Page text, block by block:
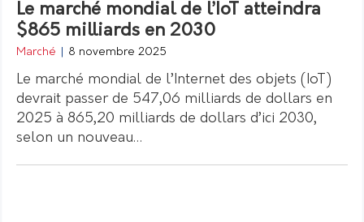
Le marché mondial de l’IoT atteindra
$865 milliards en 2030
Marché 8 novembre 2025
Le marché mondial de l’Internet des objets (IoT)
devrait passer de 547,06 milliards de dollars en
2025 à 865,20 milliards de dollars d’ici 2030,
selon un nouveau…